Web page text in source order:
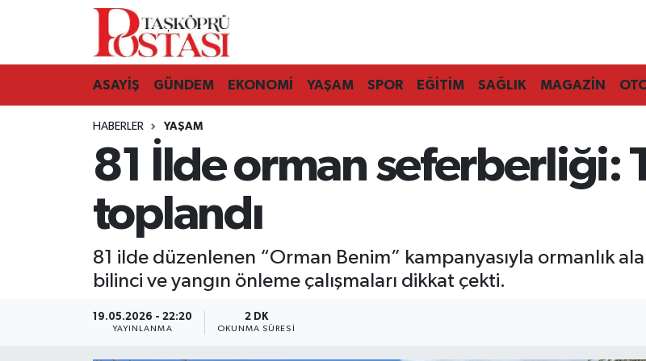
ASAYİŞ GÜNDEM EKONOMİ YAŞAM SPOR EĞİTİM SAĞLIK MAGAZİN
HABERLER YAŞAM
81 İlde orman seferberliği:
toplandı
81 ilde düzenlenen “Orman Benim” kampanyasıyla ormanlık
bilinci ve yangın önleme çalışmaları dikkat çekti.
19.05.2026 - 22:20
YAYINLANMA
2 DK
OKUNMA SÜRESI
Kastamonu Vefat Edenler
Araç Haberleri
Azdavay Haberleri
Bozkurt Haberleri